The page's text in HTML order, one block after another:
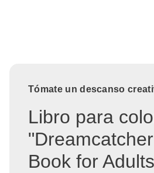
Tómate un descanso
Libro para
Book for